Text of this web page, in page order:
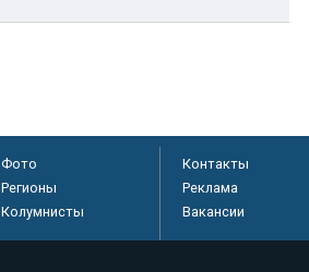
Фото
Регионы
Колумнисты
Контакты
Реклама
Вакансии